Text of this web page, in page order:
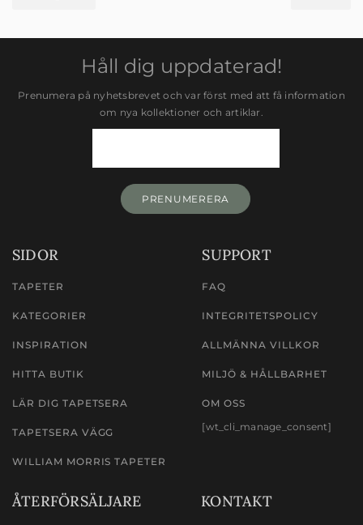
Håll dig uppdaterad!
Prenumera på nyhetsbrevet och var först med att få information
om nya kollektioner och artiklar.
PRENUMERERA
SIDOR
TAPETER
KATEGORIER
INSPIRATION
HITTA BUTIK
LÄR DIG TAPETSERA
TAPETSERA VÄGG
WILLIAM MORRIS TAPETER
SUPPORT
FAQ
INTEGRITETSPOLICY
ALLMÄNNA VILLKOR
MILJÖ & HÅLLBARHET
OM OSS
[wt_cli_manage_consent]
ÅTERFÖRSÄLJARE KONTAKT